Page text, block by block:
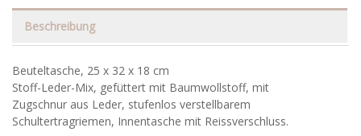
Beschreibung
Beuteltasche, 25 x 32 x 18 cm
Stoff-Leder-Mix, gefüttert mit Baumwollstoff, mit
Zugschnur aus Leder, stufenlos verstellbarem
Schultertragriemen, Innentasche mit Reissverschluss.